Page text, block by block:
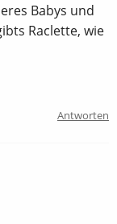
Babys und
Raclette, wie
Antworten